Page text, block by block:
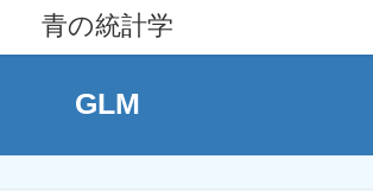
青の統計学
GLM